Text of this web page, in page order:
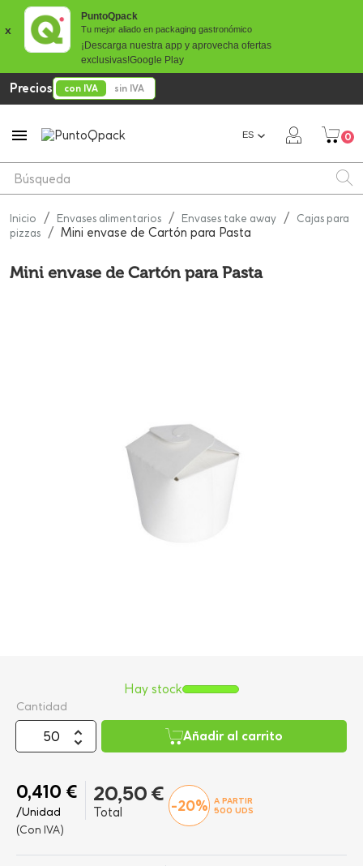
x
PuntoQpack
Tu mejor aliado en packaging gastronómico
¡Descarga nuestra app y aprovecha ofertas
exclusivas!Google Play
Precios con IVA sin IVA
 ES 0
Inicio Envases alimentarios Envases take away
Cajas para
pizzas
Mini envase de Cartón para Pasta
Mini envase de Cartón para Pasta
0,410 €
/Unidad
(Con IVA)
20,50 €
Total -20% A PARTIR
500 UDS
Cantidad
Añadir al carrito
Hay stock